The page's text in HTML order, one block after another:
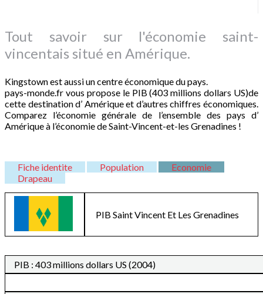
Tout savoir sur l'économie saint-
vincentais situé en Amérique.
Kingstown est aussi un centre économique du pays.
pays-monde.fr vous propose le PIB (403 millions dollars US)de
cette destination d’ Amérique et d’autres chiffres économiques.
Comparez l’économie générale de l’ensemble des pays d’
Amérique à l’économie de Saint-Vincent-et-les Grenadines !
Fiche identite Population
Economie
Drapeau
PIB Saint Vincent Et Les Grenadines
PIB : 403 millions dollars US (2004)